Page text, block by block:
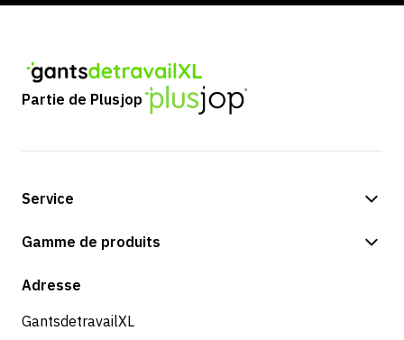
Partie de Plusjop
Service
Options de paiement
Retours et service
Gamme de produits
Boutique
Adresse
GantsdetravailXL